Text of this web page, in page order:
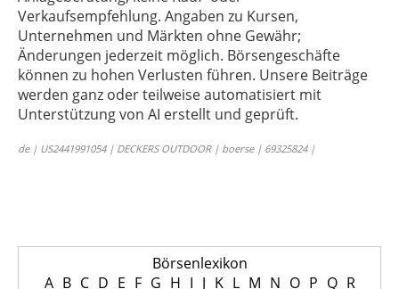
Verkaufsempfehlung. Angaben zu Kursen,
Unternehmen und Märkten ohne Gewähr;
Änderungen jederzeit möglich. Börsengeschäfte
können zu hohen Verlusten führen. Unsere Beiträge
werden ganz oder teilweise automatisiert mit
Unterstützung von AI erstellt und geprüft.
de | US2441991054 | DECKERS OUTDOOR | boerse | 69325824 |
Börsenlexikon
A B C D E F G H I J K L M N O P Q R